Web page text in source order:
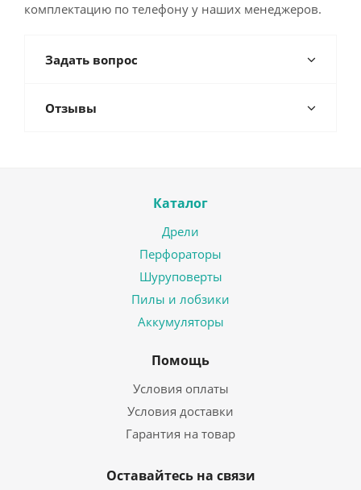
комплектацию по телефону у наших менеджеров.
Задать вопрос
Отзывы
Каталог
Дрели
Перфораторы
Шуруповерты
Пилы и лобзики
Аккумуляторы
Помощь
Условия оплаты
Условия доставки
Гарантия на товар
Оставайтесь на связи